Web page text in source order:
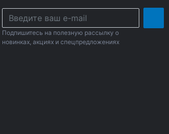
Подпишитесь на полезную рассылку о
новинках, акциях и спецпредложениях